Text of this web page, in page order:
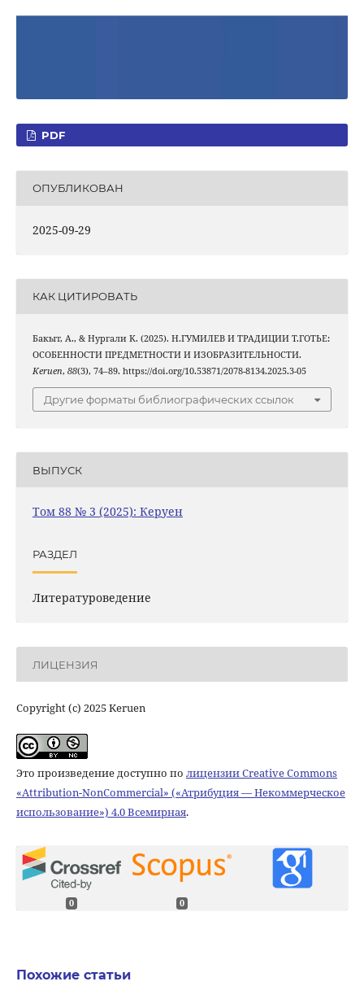
PDF
ОПУБЛИКОВАН
2025-09-29
КАК ЦИТИРОВАТЬ
Бакыт, А., & Нургали K. (2025). Н.ГУМИЛЕВ И ТРАДИЦИИ Т.ГОТЬЕ:
ОСОБЕННОСТИ ПРЕДМЕТНОСТИ И ИЗОБРАЗИТЕЛЬНОСТИ.
Keruen, 88(3), 74–89. https://doi.org/10.53871/2078-8134.2025.3-05
Другие форматы библиографических ссылок
ВЫПУСК
Том 88 № 3 (2025): Керуен
РАЗДЕЛ
Литературоведение
ЛИЦЕНЗИЯ
Copyright (c) 2025 Keruen
Это произведение доступно по лицензии Creative Commons
«Attribution-NonCommercial» («Атрибуция — Некоммерческое
использование») 4.0 Всемирная.
0 0
Похожие статьи